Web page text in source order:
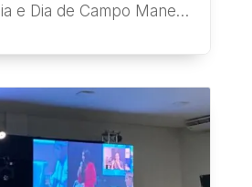
e Dia de Campo Manejo